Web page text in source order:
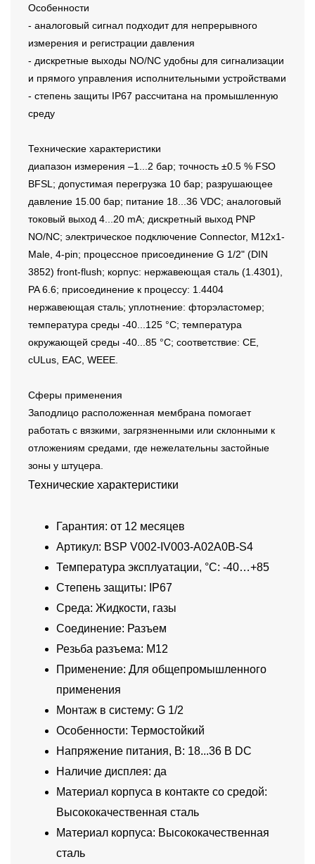
Особенности
- аналоговый сигнал подходит для непрерывного
измерения и регистрации давления
- дискретные выходы NO/NC удобны для сигнализации
и прямого управления исполнительными устройствами
- степень защиты IP67 рассчитана на промышленную
среду
Технические характеристики
диапазон измерения –1...2 бар; точность ±0.5 % FSO
BFSL; допустимая перегрузка 10 бар; разрушающее
давление 15.00 бар; питание 18...36 VDC; аналоговый
токовый выход 4...20 mA; дискретный выход PNP
NO/NC; электрическое подключение Connector, M12x1-
Male, 4-pin; процессное присоединение G 1/2" (DIN
3852) front-flush; корпус: нержавеющая сталь (1.4301),
PA 6.6; присоединение к процессу: 1.4404
нержавеющая сталь; уплотнение: фторэластомер;
температура среды -40...125 °C; температура
окружающей среды -40...85 °C; соответствие: CE,
cULus, EAC, WEEE.
Сферы применения
Заподлицо расположенная мембрана помогает
работать с вязкими, загрязненными или склонными к
отложениям средами, где нежелательны застойные
зоны у штуцера.
Технические характеристики
Гарантия: от 12 месяцев
Артикул: BSP V002-IV003-A02A0B-S4
Температура эксплуатации, °C: -40…+85
Степень защиты: IP67
Среда: Жидкости, газы
Соединение: Разъем
Резьба разъема: M12
Применение: Для общепромышленного
применения
Монтаж в систему: G 1/2
Особенности: Термостойкий
Напряжение питания, В: 18...36 В DC
Наличие дисплея: да
Материал корпуса в контакте со средой:
Высококачественная сталь
Материал корпуса: Высококачественная
сталь